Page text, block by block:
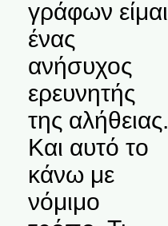
γράφων είμαι
ένας
ανήσυχος
ερευνητής
της αλήθειας.
Και αυτό το
κάνω με
νόμιμο